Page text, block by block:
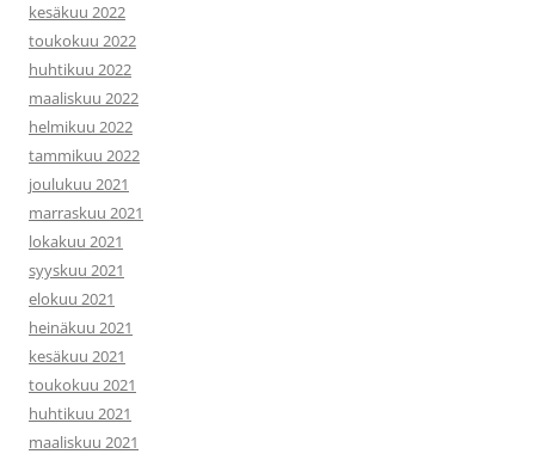
kesäkuu 2022
toukokuu 2022
huhtikuu 2022
maaliskuu 2022
helmikuu 2022
tammikuu 2022
joulukuu 2021
marraskuu 2021
lokakuu 2021
syyskuu 2021
elokuu 2021
heinäkuu 2021
kesäkuu 2021
toukokuu 2021
huhtikuu 2021
maaliskuu 2021